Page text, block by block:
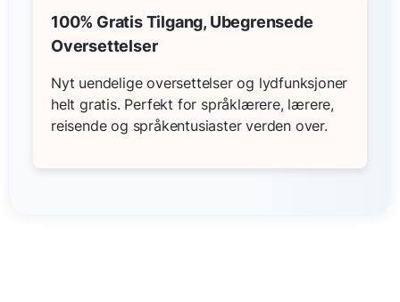
100% Gratis Tilgang, Ubegrensede
Oversettelser
Nyt uendelige oversettelser og lydfunksjoner
helt gratis. Perfekt for språklærere, lærere,
reisende og språkentusiaster verden over.